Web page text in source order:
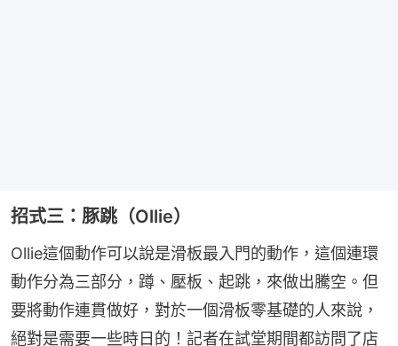
招式三：豚跳（Ollie）
Ollie這個動作可以說是滑板最入門的動作，這個連環
動作分為三部分，蹲、壓板、起跳，來做出騰空。但
要將動作連貫做好，對於一個滑板零基礎的人來說，
絕對是需要一些時日的！記者在試堂期間都訪問了店